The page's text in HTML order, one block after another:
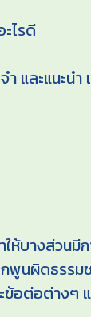
ไรดี
และแนะน
ห้บางส่วน
พูนผิดธรร
ต่อต่างๆ แ